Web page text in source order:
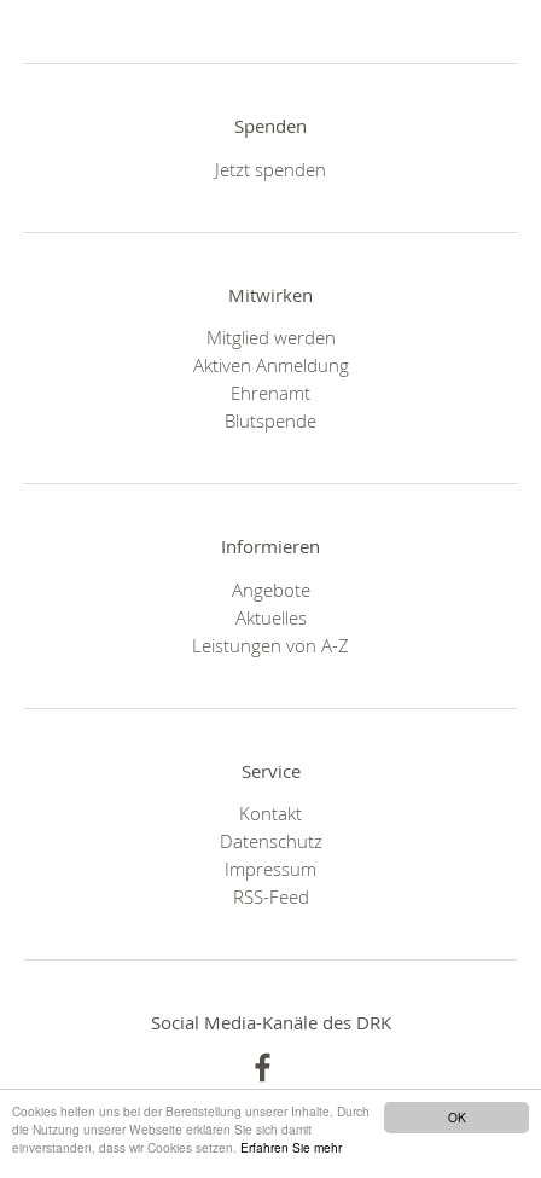
OK
Cookies helfen uns bei der Bereitstellung unserer Inhalte. Durch
die Nutzung unserer Webseite erklären Sie sich damit
einverstanden, dass wir Cookies setzen. Erfahren Sie mehr
Spenden
Jetzt spenden
Mitwirken
Mitglied werden
Aktiven Anmeldung
Ehrenamt
Blutspende
Informieren
Angebote
Aktuelles
Leistungen von A-Z
Service
Kontakt
Datenschutz
Impressum
RSS-Feed
Social Media-Kanäle des DRK